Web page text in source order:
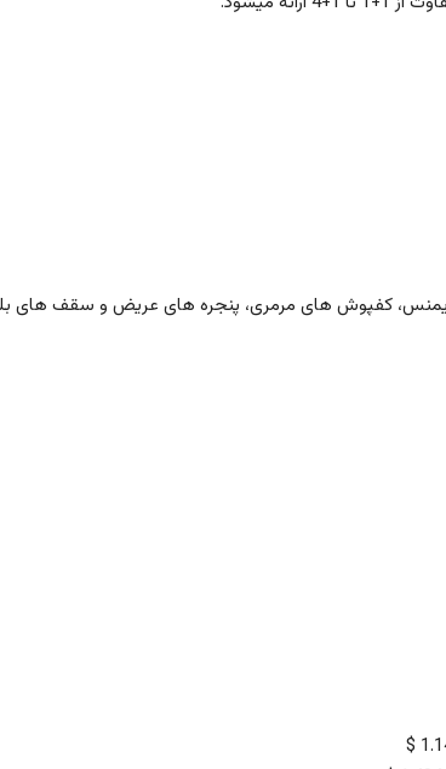
زیمنس، کفپوش های مرمری، پنجره های عریض و سقف های